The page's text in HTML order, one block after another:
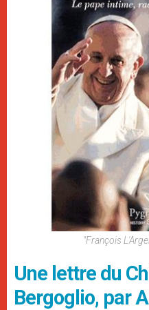
"François
Une lettre du
Bergoglio, par